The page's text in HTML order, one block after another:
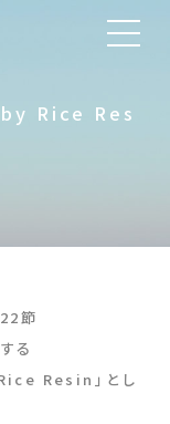
Rice Res
節
る
Resin」とし